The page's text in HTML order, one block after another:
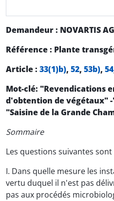
Demandeur : NOVARTIS AG
Référence : Plante
Article : 33(1)b), 52, 53b), 54
Mot-clé: "Revendications
d'obtention de végétaux"
"Saisine de la Grande
Sommaire
Les questions suivantes
I. Dans quelle mesure les
vertu duquel il n'est pas
pas aux procédés